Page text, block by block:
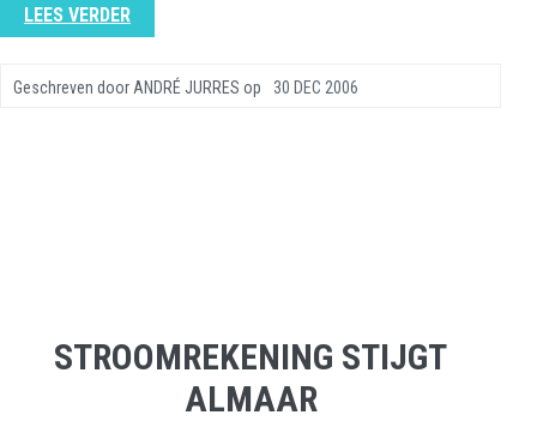
LEES VERDER
Geschreven door ANDRÉ JURRES op 30 DEC 2006
STROOMREKENING STIJGT
ALMAAR